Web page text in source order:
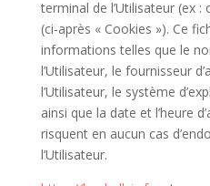
terminal de l’Utilisateur (ex
(ci-après « Cookies »). Ce
informations telles que le
l’Utilisateur, le fournisseur
l’Utilisateur, le système
ainsi que la date et l’heure
risquent en aucun cas
l’Utilisateur.